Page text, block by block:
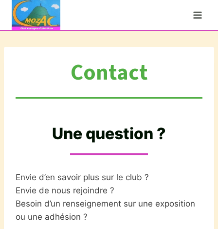
Aller
contenu
Contact
Une question ?
Envie d’en savoir plus sur le club ?
Envie de nous rejoindre ?
Besoin d’un renseignement sur une exposition
ou une adhésion ?